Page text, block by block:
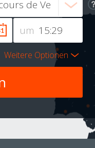
um
Weitere Optionen